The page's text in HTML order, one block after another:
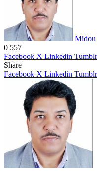
Midou
0 557
Facebook X Linkedin Tumblr
Share
Facebook X Linkedin Tumblr